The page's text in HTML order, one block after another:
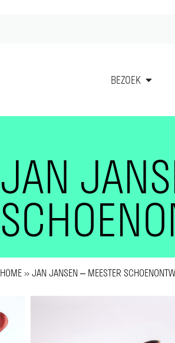
BEZOEK
JAN
HOME »JAN JANSEN – MEESTER